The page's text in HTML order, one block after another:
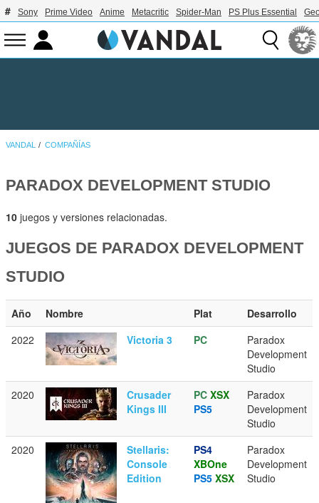
Sony Prime Video Anime Metacritic Spider-Man PS Plus Essential
VANDAL COMPAÑÍAS
PARADOX DEVELOPMENT STUDIO
10 juegos y versiones relacionadas.
JUEGOS DE PARADOX DEVELOPMENT
STUDIO
Año Nombre Plat
Desarrollo
2022
Victoria 3 PC
Paradox
Development
Studio
2020
Crusader
Kings III
PC XSX
PS5
Paradox
Development
Studio
2020
Stellaris:
Console
Edition
PS4
XBOne
PS5 XSX
Paradox
Development
Studio